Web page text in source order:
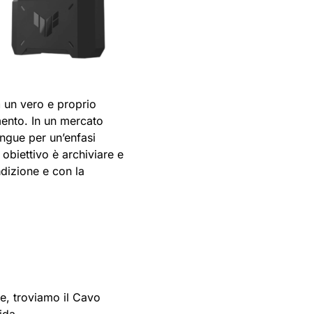
un vero e proprio
In un mercato
per un’enfasi
è archiviare e
e con la
troviamo il Cavo